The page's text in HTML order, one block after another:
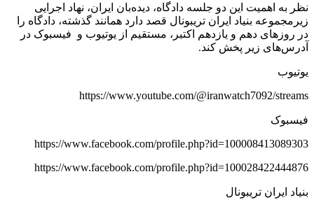
نظر به اهمیت این دو جلسه دادگاه، دیده‌بان ایران، نهاد اجرایی
زیرمجموعه بنیاد ایران تریبونال قصد دارد همانند گذشته، دادگاه را
در روزهای دهم و یازدهم اکتبر، مستقیم از یوتیوب و فیسبوک در
آدرس‌های زیر پخش کند.
یوتیوب
https://www.youtube.com/@iranwatch7092/streams
فیسبوک
https://www.facebook.com/profile.php?id=100008413089303
https://www.facebook.com/profile.php?id=100028422444876
بنیاد ایران تریبونال